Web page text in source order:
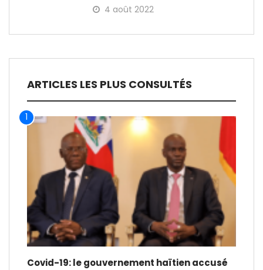
4 août 2022
ARTICLES LES PLUS CONSULTÉS
1
Covid-19: le gouvernement haïtien accusé